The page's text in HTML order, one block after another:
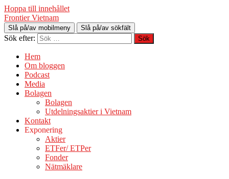
Hoppa till innehållet
Frontier Vietnam
Slå på/av mobilmeny Slå på/av sökfält
Sök efter:
Hem
Om bloggen
Podcast
Media
Bolagen
Bolagen
Utdelningsaktier i Vietnam
Kontakt
Exponering
Aktier
ETFer/ ETPer
Fonder
Nätmäklare